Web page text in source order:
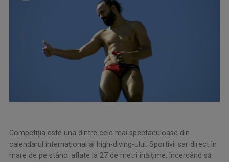
Competiția este una dintre cele mai spectaculoase din
calendarul internațional al high-diving-ului. Sportivii sar direct în
mare de pe stânci aflate la 27 de metri înălțime, încercând să